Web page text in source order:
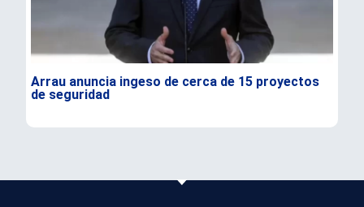
Arrau anuncia ingeso de cerca de 15 proyectos
de seguridad